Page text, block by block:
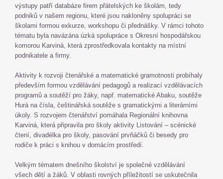
výstupy patří databáze firem přátelských ke školám, tedy
podniků v našem regionu, které jsou nakloněny spolupráci se
školami formou exkurze, workshopu či přednášky. V rámci tohoto
tématu byla navázána úzká spolupráce s Okresní hospodářskou
komorou Karviná, která zprostředkovala kontakty na místní
podnikatele a firmy.
Aktivity k rozvoji čtenářské a matematické gramotnosti probíhaly
především formou vzdělávání pedagogů a realizací vzdělávacích
programů a soutěží pro žáky, např. matematické Abaku, soutěže
Hurá na čísla, češtinářská soutěže s gramatickými a literárními
úkoly. S rozvojem čtenářství pomáhala Regionální knihovna
Karviná, která připravila pro školy aktivity Listování – scénické
čtení, divadélka pro školy, pasování prvňáčků či besedy pro
rodiče k práci s knihou v domácím prostředí.
Velkým tématem dnešního školství je společné vzdělávání
všech dětí a žáků. V oblasti rovných příležitostí se uskutečnila